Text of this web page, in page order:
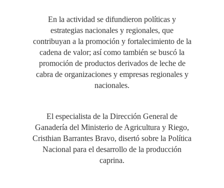
En la actividad se difundieron políticas y
estrategias nacionales y regionales, que
contribuyan a la promoción y fortalecimiento de la
cadena de valor; así como también se buscó la
promoción de productos derivados de leche de
cabra de organizaciones y empresas regionales y
nacionales.
El especialista de la Dirección General de
Ganadería del Ministerio de Agricultura y Riego,
Cristhian Barrantes Bravo, disertó sobre la Política
Nacional para el desarrollo de la producción
caprina.